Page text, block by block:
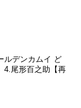
ルデンカムイ ど
4.尾形百之助【再